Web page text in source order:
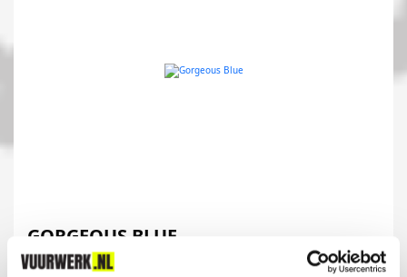
GORGEOUS BLUE
100 shots 25mm compound